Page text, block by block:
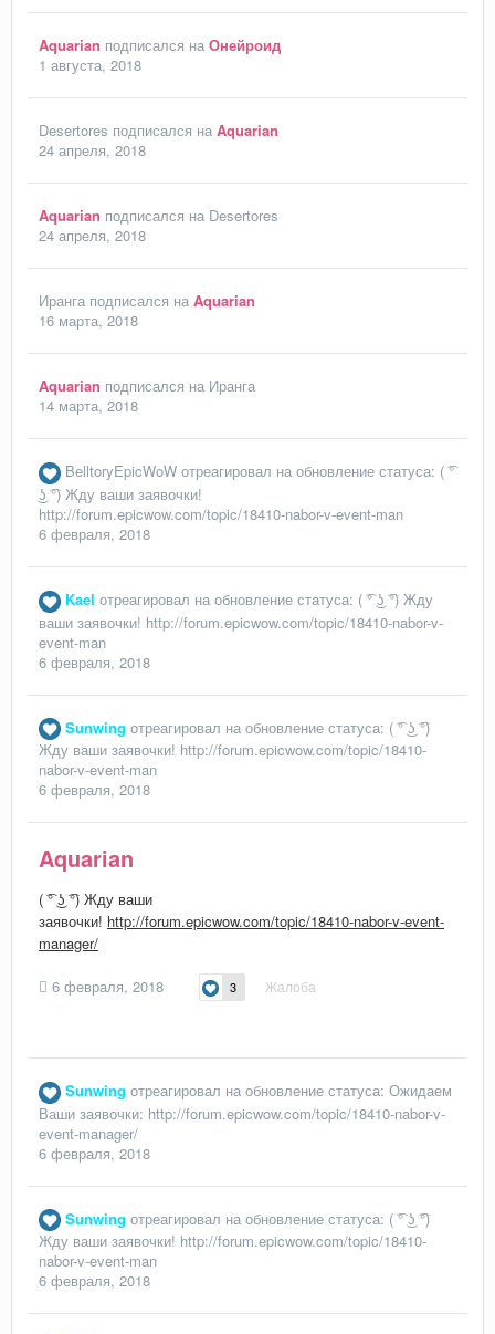
Aquarian подписался на Онейроид
1 августа, 2018
Desertores подписался на Aquarian
24 апреля, 2018
Aquarian подписался на Desertores
24 апреля, 2018
Иранга подписался на Aquarian
16 марта, 2018
Aquarian подписался на Иранга
14 марта, 2018
BelltoryEpicWoW отреагировал на обновление статуса: ( ͡°
͜ʖ ͡°) Жду ваши заявочки!
http://forum.epicwow.com/topic/18410-nabor-v-event-man
6 февраля, 2018
Kael отреагировал на обновление статуса: ( ͡° ͜ʖ ͡°) Жду
ваши заявочки! http://forum.epicwow.com/topic/18410-nabor-v-
event-man
6 февраля, 2018
Sunwing отреагировал на обновление статуса: ( ͡° ͜ʖ ͡°)
Жду ваши заявочки! http://forum.epicwow.com/topic/18410-
nabor-v-event-man
6 февраля, 2018
Aquarian
( ͡° ͜ʖ ͡°) Жду ваши
заявочки! http://forum.epicwow.com/topic/18410-nabor-v-event-
manager/
6 февраля, 2018 3 Жалоба
Sunwing отреагировал на обновление статуса: Ожидаем
Ваши заявочки: http://forum.epicwow.com/topic/18410-nabor-v-
event-manager/
6 февраля, 2018
Sunwing отреагировал на обновление статуса: ( ͡° ͜ʖ ͡°)
Жду ваши заявочки! http://forum.epicwow.com/topic/18410-
nabor-v-event-man
6 февраля, 2018